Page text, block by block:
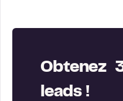
Obtenez
leads !